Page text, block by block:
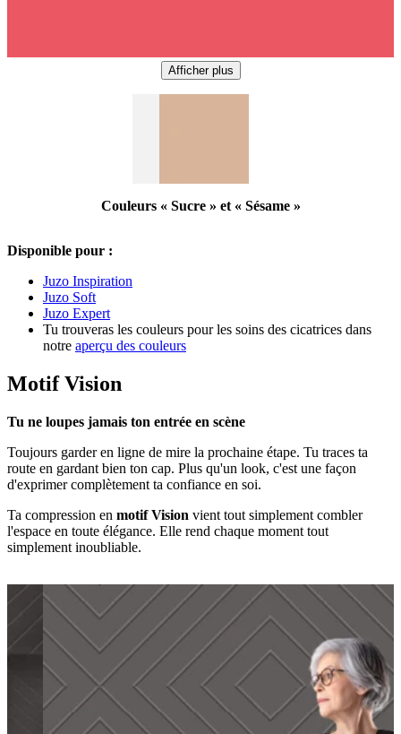
Afficher plus
Couleurs « Sucre » et « Sésame »
Disponible pour :
Juzo Inspiration
Juzo Soft
Juzo Expert
Tu trouveras les couleurs pour les soins des cicatrices dans
notre aperçu des couleurs
Motif Vision
Tu ne loupes jamais ton entrée en scène
Toujours garder en ligne de mire la prochaine étape. Tu traces ta
route en gardant bien ton cap. Plus qu'un look, c'est une façon
d'exprimer complètement ta confiance en soi.
Ta compression en motif Vision vient tout simplement combler
l'espace en toute élégance. Elle rend chaque moment tout
simplement inoubliable.